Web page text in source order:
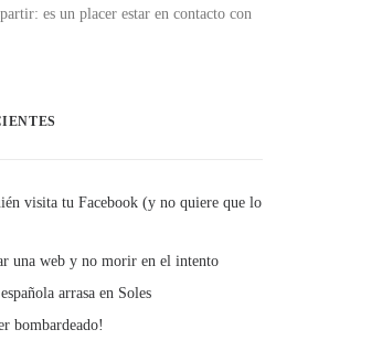
es un placer estar en contacto con
visita tu Facebook (y no quiere que lo
una web y no morir en el intento
arrasa en Soles
bombardeado!